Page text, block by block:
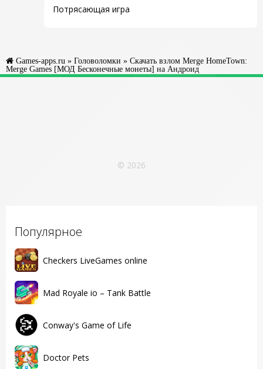
Популярное
Checkers LiveGames online
Mad Royale io – Tank Battle
Conway's Game of Life
Doctor Pets
Потрясающая игра
Games-apps.ru » Головоломки » Скачать взлом Merge HomeTown:
Merge Games [МОД Бесконечные монеты] на Андроид
© 2026